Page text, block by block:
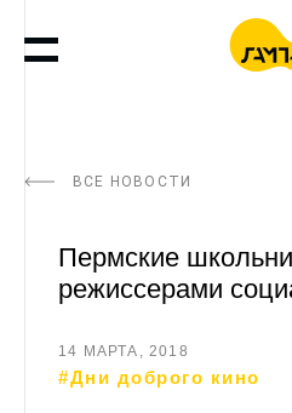
ВСЕ НОВОСТИ
Пермские
режиссерами
14 МАРТА, 2018
#Дни доброго кино